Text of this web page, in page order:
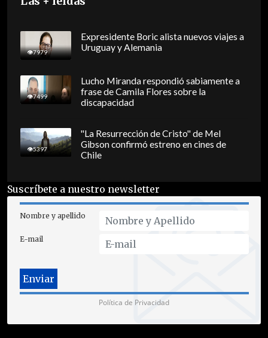
7979
Expresidente Boric alista nuevos viajes a
Uruguay y Alemania
7499
Lucho Miranda respondió sabiamente a
frase de Camila Flores sobre la
discapacidad
5397
"La Resurrección de Cristo" de Mel
Gibson confirmó estreno en cines de
Chile
Suscríbete a nuestro newsletter
Nombre y apellido
E-mail
Política de Privacidad